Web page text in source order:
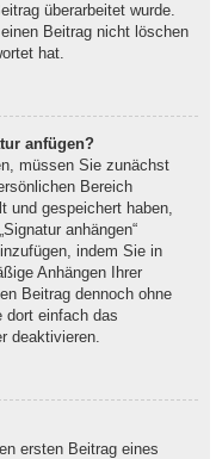
überarbeitet wurde.
Beitrag nicht löschen
hat.
anfügen?
müssen Sie zunächst
Bereich
und gespeichert haben,
anhängen“
indem Sie in
Anhängen Ihrer
Beitrag dennoch ohne
dort einfach das
deaktivieren.
ersten Beitrag eines